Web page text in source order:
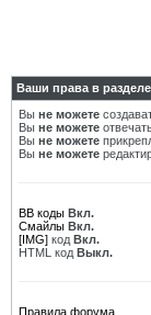
Ваши права в разделе
Вы не можете
Вы не можете
Вы не можете
Вы не можете
BB коды Вкл.
Смайлы Вкл.
[IMG] код Вкл.
HTML код Выкл.
Правила форума